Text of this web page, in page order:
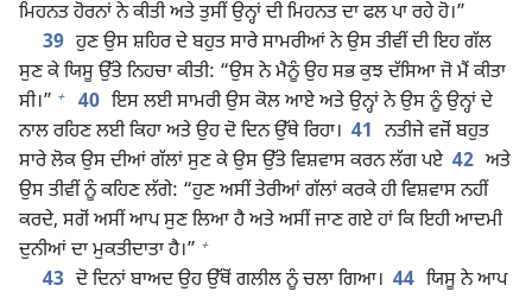
ਮਿਹਨਤ ਹੋਰਨਾਂ ਨੇ ਕੀਤੀ ਅਤੇ ਤੁਸੀਂ ਉਨ੍ਹਾਂ ਦੀ ਮਿਹਨਤ ਦਾ ਫਲ ਪਾ ਰਹੇ ਹੋ।”
39 ਹੁਣ ਉਸ ਸ਼ਹਿਰ ਦੇ ਬਹੁਤ ਸਾਰੇ ਸਾਮਰੀਆਂ ਨੇ ਉਸ ਤੀਵੀਂ ਦੀ ਇਹ ਗੱਲ
ਸੁਣ ਕੇ ਯਿਸੂ ਉੱਤੇ ਨਿਹਚਾ ਕੀਤੀ: “ਉਸ ਨੇ ਮੈਨੂੰ ਉਹ ਸਭ ਕੁਝ ਦੱਸਿਆ ਜੋ ਮੈਂ ਕੀਤਾ
ਸੀ।” + 40 ਇਸ ਲਈ ਸਾਮਰੀ ਉਸ ਕੋਲ ਆਏ ਅਤੇ ਉਨ੍ਹਾਂ ਨੇ ਉਸ ਨੂੰ ਉਨ੍ਹਾਂ ਦੇ
ਨਾਲ ਰਹਿਣ ਲਈ ਕਿਹਾ ਅਤੇ ਉਹ ਦੋ ਦਿਨ ਉੱਥੇ ਰਿਹਾ। 41 ਨਤੀਜੇ ਵਜੋਂ ਬਹੁਤ
ਸਾਰੇ ਲੋਕ ਉਸ ਦੀਆਂ ਗੱਲਾਂ ਸੁਣ ਕੇ ਉਸ ਉੱਤੇ ਵਿਸ਼ਵਾਸ ਕਰਨ ਲੱਗ ਪਏ 42 ਅਤੇ
ਉਸ ਤੀਵੀਂ ਨੂੰ ਕਹਿਣ ਲੱਗੇ: “ਹੁਣ ਅਸੀਂ ਤੇਰੀਆਂ ਗੱਲਾਂ ਕਰਕੇ ਹੀ ਵਿਸ਼ਵਾਸ ਨਹੀਂ
ਕਰਦੇ, ਸਗੋਂ ਅਸੀਂ ਆਪ ਸੁਣ ਲਿਆ ਹੈ ਅਤੇ ਅਸੀਂ ਜਾਣ ਗਏ ਹਾਂ ਕਿ ਇਹੀ ਆਦਮੀ
ਦੁਨੀਆਂ ਦਾ ਮੁਕਤੀਦਾਤਾ ਹੈ।” +
43 ਦੋ ਦਿਨਾਂ ਬਾਅਦ ਉਹ ਉੱਥੋਂ ਗਲੀਲ ਨੂੰ ਚਲਾ ਗਿਆ। 44 ਯਿਸੂ ਨੇ ਆਪ